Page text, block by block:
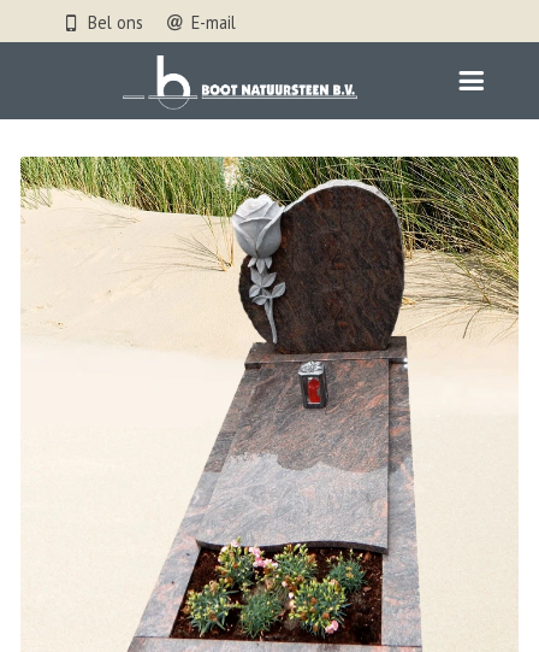
Bel ons E-mail